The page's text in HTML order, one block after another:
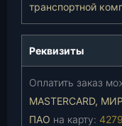
транспортной
Реквизиты
Оплатить заказ
MASTERCARD, МИР
ПАО на карту: